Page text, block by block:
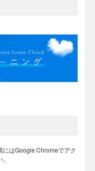
にはGoogle Chromeでアク